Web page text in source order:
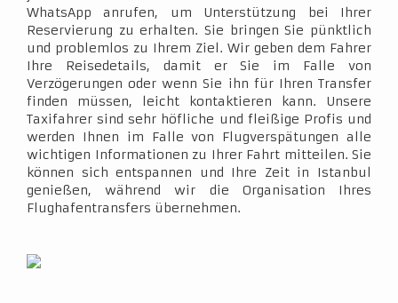
WhatsApp anrufen, um Unterstützung bei Ihrer
Reservierung zu erhalten. Sie bringen Sie pünktlich
und problemlos zu Ihrem Ziel. Wir geben dem Fahrer
Ihre Reisedetails, damit er Sie im Falle von
Verzögerungen oder wenn Sie ihn für Ihren Transfer
finden müssen, leicht kontaktieren kann. Unsere
Taxifahrer sind sehr höfliche und fleißige Profis und
werden Ihnen im Falle von Flugverspätungen alle
wichtigen Informationen zu Ihrer Fahrt mitteilen. Sie
können sich entspannen und Ihre Zeit in Istanbul
genießen, während wir die Organisation Ihres
Flughafentransfers übernehmen.